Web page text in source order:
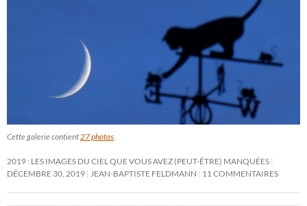
Cette galerie contient 27 photos
2019 : LES IMAGES DU CIEL QUE VOUS AVEZ (PEUT-ÊTRE) MANQUÉES
DÉCEMBRE 30, 2019
JEAN-BAPTISTE FELDMANN 11 COMMENTAIRES